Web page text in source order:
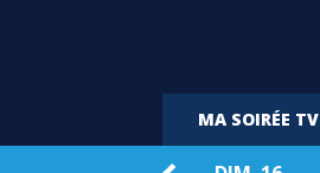
MA SOIRÉE TV